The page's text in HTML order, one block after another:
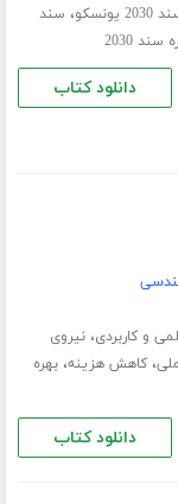
یونسکو ، سند
2030
دانلود کتاب
و کاربردی،نیروی
،کاهش هزینه،بهره
دانلود کتاب